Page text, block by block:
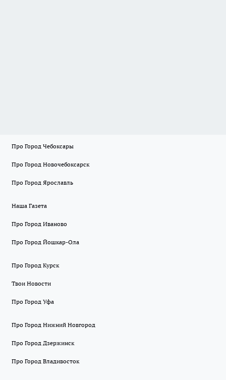
Про Город Чебоксары
Про Город Новочебоксарск
Про Город Ярославль
Наша Газета
Про Город Иваново
Про Город Йошкар-Ола
Про Город Курск
Твои Новости
Про Город Уфа
Про Город Нижний Новгород
Про Город Дзержинск
Про Город Владивосток